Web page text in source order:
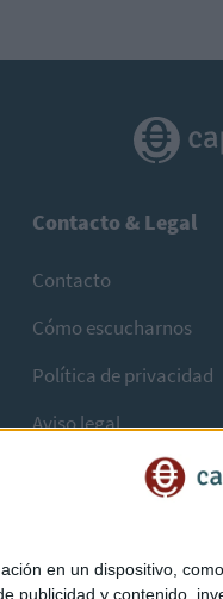
en un dispositivo,
publicidad y contenido,
Contacto & Legal
Contacto
Cómo escucharnos
Política de privacidad
Aviso legal